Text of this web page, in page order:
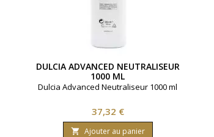
DULCIA ADVANCED NEUTRALISEUR
1000 ML
Dulcia Advanced Neutraliseur 1000 ml
Prix
37,32 €
 Ajouter au panier